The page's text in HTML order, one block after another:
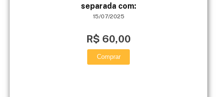
separada com:
15/07/2025
R$ 60,00
Comprar